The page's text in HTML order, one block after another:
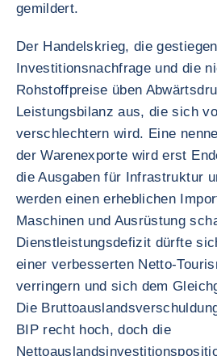
gemildert.
Der Handelskrieg, die
Investitionsnachfrage und die
Rohstoffpreise üben
Leistungsbilanz aus, die sich
verschlechtern wird. Eine
der Warenexporte wird erst
die Ausgaben für Infrastruktur
werden einen erheblichen
Maschinen und Ausrüstung
Dienstleistungsdefizit dürfte
einer verbesserten Netto-
verringern und sich dem
Die
BIP recht hoch, doch die